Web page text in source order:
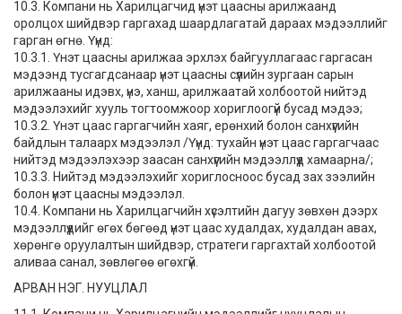
10.3. Компани нь Харилцагчид үнэт цаасны арилжаанд
оролцох шийдвэр гаргахад шаардлагатай дараах мэдээллийг
гарган өгнө. Үүнд:
10.3.1. Үнэт цаасны арилжаа эрхлэх байгууллагаас гаргасан
мэдээнд тусгагдсанаар үнэт цаасны сүүлийн зургаан сарын
арилжааны идэвх, үнэ, ханш, арилжаатай холбоотой нийтэд
мэдээлэхийг хууль тогтоомжоор хориглоогүй бусад мэдээ;
10.3.2. Үнэт цаас гаргагчийн хаяг, ерөнхий болон санхүүгийн
байдлын талаарх мэдээлэл /Үүнд: тухайн үнэт цаас гаргагчаас
нийтэд мэдээлэхээр заасан санхүүгийн мэдээллүүд хамаарна/;
10.3.3. Нийтэд мэдээлэхийг хориглосноос бусад зах зээлийн
болон үнэт цаасны мэдээлэл.
10.4. Компани нь Харилцагчийн хүсэлтийн дагуу зөвхөн дээрх
мэдээллүүдийг өгөх бөгөөд үнэт цаас худалдах, худалдан авах,
хөрөнгө оруулалтын шийдвэр, стратеги гаргахтай холбоотой
аливаа санал, зөвлөгөө өгөхгүй.
АРВАН НЭГ. НУУЦЛАЛ